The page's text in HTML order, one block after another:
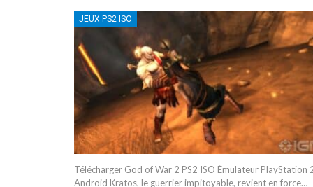
JEUX PS2 ISO
Télécharger God of War 2 PS2 ISO Émulateur PlayStation
Android Kratos, le guerrier impitoyable, revient en force…